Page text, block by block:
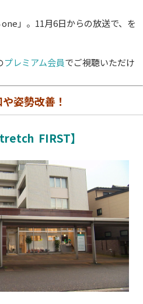
」。11月6日からの放送で、を
プレミアム会員でご視聴いただけ
姿勢改善！
FIRST】